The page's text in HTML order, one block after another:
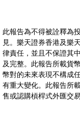
此報告為不得被詮釋為
見。樂天證券香港及樂
律責任，並且不保證其
及完整。此報告所載貨
幣對的未來表現不構成
有重大變化。此報告所
售或認購槓桿式外匯交